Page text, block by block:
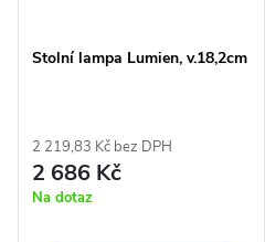
Stolní lampa Lumien, v.18,2cm
2 219,83 Kč bez DPH
2 686 Kč
Na dotaz